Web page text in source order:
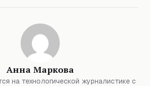
Анна Маркова
на технологической журналистике с